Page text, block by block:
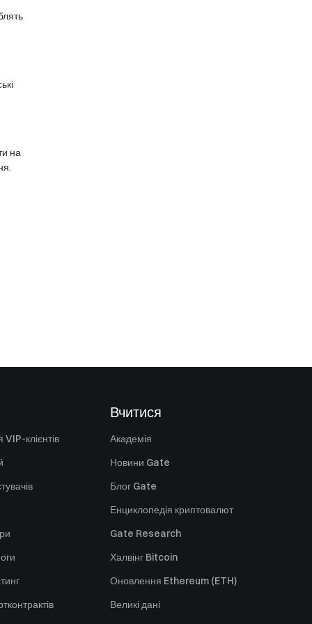
на
клієнтів
Вчитися
Академія
Новини Gate
Блог Gate
Енциклопедія криптовалют
Gate Research
Халвінг Bitcoin
Оновлення Ethereum (ETH)
Великі дані